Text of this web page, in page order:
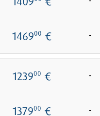
146900 € -
123900 € -
137900 € -